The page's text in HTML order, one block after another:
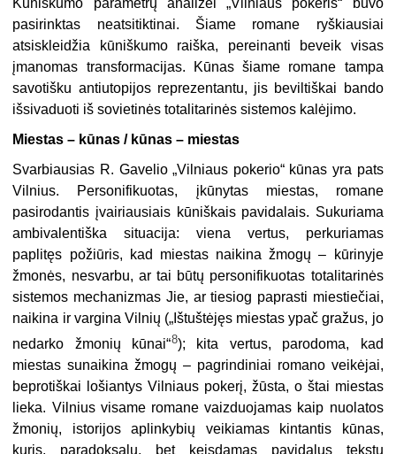
pasirinktas neatsitiktinai. Šiame romane ryškiausiai
atsiskleidžia kūniškumo raiška, pereinanti beveik visas
įmanomas transformacijas. Kūnas šiame romane tampa
savotišku antiutopijos reprezentantu, jis beviltiškai bando
išsivaduoti iš sovietinės totalitarinės sistemos kalėjimo.
Miestas – kūnas / kūnas – miestas
Svarbiausias R. Gavelio „Vilniaus pokerio“ kūnas yra pats
Vilnius. Personifikuotas, įkūnytas miestas, romane
pasirodantis įvairiausiais kūniškais pavidalais. Sukuriama
ambivalentiška situacija: viena vertus, perkuriamas
paplitęs požiūris, kad miestas naikina žmogų – kūrinyje
žmonės, nesvarbu, ar tai būtų personifikuotas totalitarinės
sistemos mechanizmas Jie, ar tiesiog paprasti miestiečiai,
naikina ir vargina Vilnių („Ištuštėjęs miestas ypač gražus, jo
nedarko žmonių kūnai“8); kita vertus, parodoma, kad
miestas sunaikina žmogų – pagrindiniai romano veikėjai,
beprotiškai lošiantys Vilniaus pokerį, žūsta, o štai miestas
lieka. Vilnius visame romane vaizduojamas kaip nuolatos
žmonių, istorijos aplinkybių veikiamas kintantis kūnas,
kuris, paradoksalu, bet keisdamas pavidalus tekstu